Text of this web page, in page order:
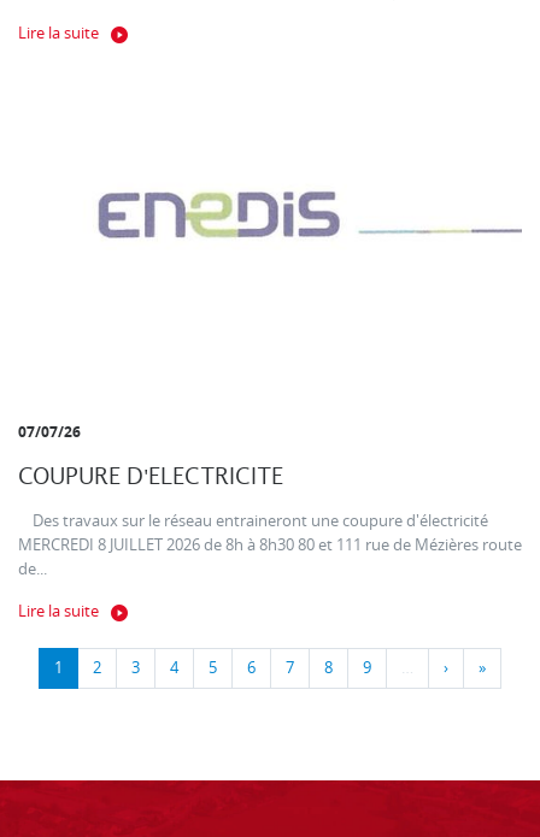
Lire la suite
07/07/26
COUPURE D'ELECTRICITE
Des travaux sur le réseau entraineront une coupure d'électricité
MERCREDI 8 JUILLET 2026 de 8h à 8h30 80 et 111 rue de Mézières route
de...
Lire la suite
1 2 3 4 5 6 7 8 9 … › »